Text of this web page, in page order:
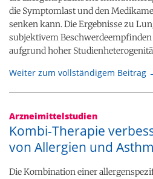
die Symptomlast und den
senken kann. Die Ergebnisse zu
subjektivem
aufgrund hoher
Weiter zum vollständigem Beitrag
Arzneimittelstudien
Kombi-Therapie
von Allergien und
Die Kombination einer